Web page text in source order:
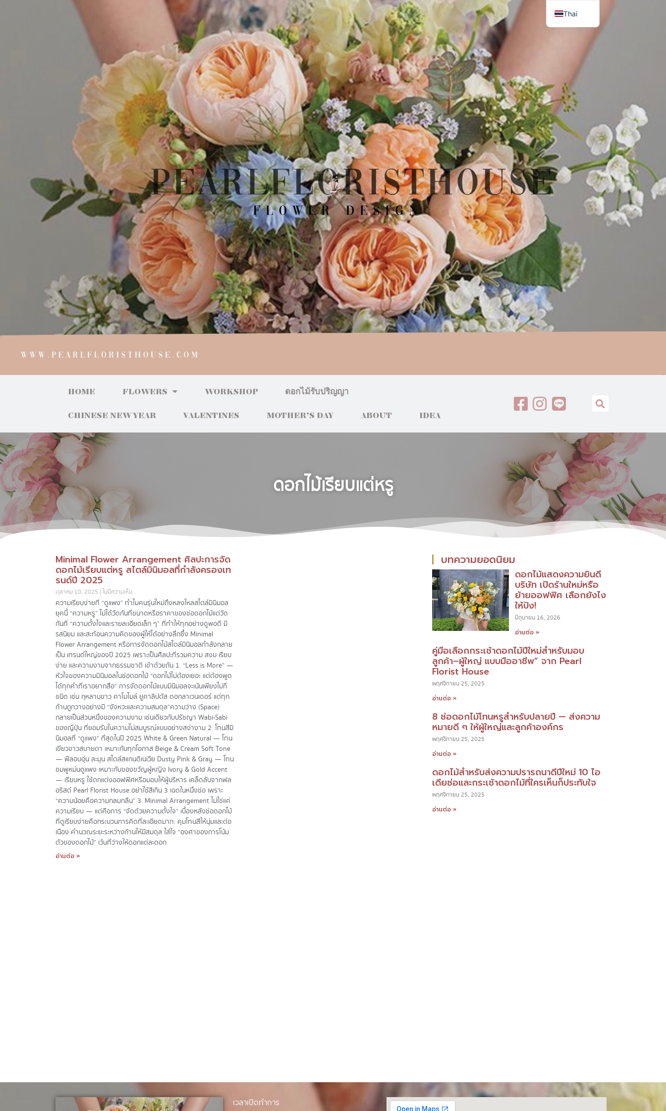
HOME FLOWERS WORKSHOP ดอกไม้รับปริญญา
CHINESE NEW YEAR VALENTINES MOTHER’S DAY ABOUT IDEA
ดอกไม้เรียบแต่หรู
Minimal Flower Arrangement ศิลปะการจัด
ดอกไม้เรียบแต่หรู สไตล์มินิมอลที่กำลังครองเท
รนด์ปี 2025
ตุลาคม 10, 2025 ไม่มีความเห็น
ความเรียบง่ายที่ “ดูแพง” ทำไมคนรุ่นใหม่ถึงหลงใหลสไตล์มินิมอล
ยุคนี้ “ความหรู” ไม่ได้วัดกันที่ขนาดหรือราคาของช่อดอกไม้แต่วัด
กันที่ “ความตั้งใจและรายละเอียดเล็ก ๆ” ที่ทำให้ทุกอย่างดูพอดี มี
รสนิยม และสะท้อนความคิดของผู้ให้ได้อย่างลึกซึ้ง Minimal
Flower Arrangement หรือการจัดดอกไม้สไตล์มินิมอลกำลังกลาย
เป็น เทรนด์ใหญ่ของปี 2025 เพราะเป็นศิลปะที่รวมความ สงบ เรียบ
ง่าย และความงามจากธรรมชาติ เข้าด้วยกัน 1. “Less is More” —
หัวใจของความมินิมอลในช่อดอกไม้ “ดอกไม้ไม่ต้องเยอะ แต่ต้องพูด
ได้ทุกคำที่เราอยากสื่อ” การจัดดอกไม้แบบมินิมอลจะเน้นเพียงไม่กี่
ชนิด เช่น กุหลาบขาว คาโมไมล์ ยูคาลิปตัส ดอกลาเวนเดอร์ แต่ทุก
ก้านถูกวางอย่างมี “จังหวะและความสมดุล”ความว่าง (Space)
กลายเป็นส่วนหนึ่งของความงาม เช่นเดียวกับปรัชญา Wabi-Sabi
ของญี่ปุ่น ที่ยอมรับในความไม่สมบูรณ์แบบอย่างสง่างาม 2. โทนสีมิ
นิมอลที่ “ดูแพง” ที่สุดในปี 2025 White & Green Natural — โทน
เขียวขาวสบายตา เหมาะกับทุกโอกาส Beige & Cream Soft Tone
— ฟีลอบอุ่น ละมุน สไตล์สแกนดิเนเวีย Dusty Pink & Gray — โทน
ชมพูหม่นดูแพง เหมาะกับของขวัญผู้หญิง Ivory & Gold Accent
— เรียบหรู ใช้ตกแต่งออฟฟิศหรือมอบให้ผู้บริหาร เคล็ดลับจากฟล
อริสต์ Pearl Florist House:อย่าใช้สีเกิน 3 เฉดในหนึ่งช่อ เพราะ
“ความน้อยคือความกลมกลืน” 3. Minimal Arrangement ไม่ใช่แค่
ความเรียบ — แต่คือการ “จัดด้วยความตั้งใจ” เบื้องหลังช่อดอกไม้
ที่ดูเรียบง่ายคือกระบวนการคิดที่ละเอียดมาก: คุมโทนสีให้นุ่มและต่อ
เนื่อง คำนวณระยะระหว่างก้านให้มีสมดุล ใส่ใจ “องศาของการโน้ม
ตัวของดอกไม้” เว้นที่ว่างให้ดอกแต่ละดอก
อ่านต่อ »
บทความยอดนิยม
ดอกไม้แสดงความยินดี
บริษัท เปิดร้านใหม่หรือ
ย้ายออฟฟิศ เลือกยังไง
ให้ปัง!
มิถุนายน 16, 2026
อ่านต่อ »
คู่มือเลือกกระเช้าดอกไม้ปีใหม่สำหรับมอบ
ลูกค้า–ผู้ใหญ่ แบบมืออาชีพ” จาก Pearl
Florist House
พฤศจิกายน 25, 2025
อ่านต่อ »
8 ช่อดอกไม้โทนหรูสำหรับปลายปี — ส่งความ
หมายดี ๆ ให้ผู้ใหญ่และลูกค้าองค์กร
พฤศจิกายน 25, 2025
อ่านต่อ »
ดอกไม้สำหรับส่งความปรารถนาดีปีใหม่ 10 ไอ
เดียช่อและกระเช้าดอกไม้ที่ใครเห็นก็ประทับใจ
พฤศจิกายน 25, 2025
อ่านต่อ »
เวลาเปิดทำการ
Thai
English